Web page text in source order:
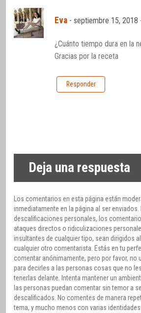
Eva -septiembre 15, 2018
¿Cuánto tiempo dura en la
Gracias por la receta
Responder
Deja una respuesta
Los comentarios en esta página están
inmediatamente en la página al ser enviados.
descalificaciones personales, los
ataques directos o ridiculizaciones
insultantes de cualquier tipo, sean dirigidos
cualquier otro comentarista. Estás en tu
comentar anónimamente, pero por favor, no
para decirles a las personas cosas que no
tenerlas delante. Intenta mantener un
las personas puedan comentar sin temor a
descalificados. No comentes de manera
tema, y mucho menos con varias